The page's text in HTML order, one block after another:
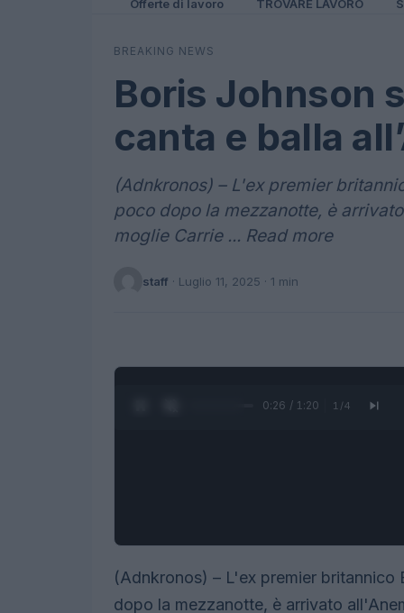
Offerte di lavoro TROVARE LAVORO
BREAKING NEWS
Boris Johnson
canta e balla
(Adnkronos) – L'ex premier
poco dopo la mezzanotte, è
moglie Carrie ... Read more
staff · Luglio 11, 2025 · 1 min
0:27 / 1:20 1 /4
(Adnkronos) – L'ex premier
dopo la mezzanotte, è arrivato